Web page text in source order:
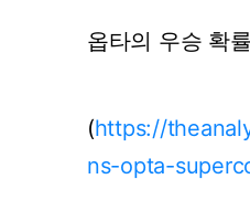
옵타의 우승 확
(https://
ns-opta-